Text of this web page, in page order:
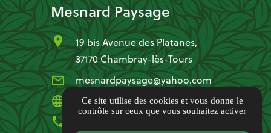
Mesnard Paysage
location_on
19 bis Avenue des Platanes,
37170 Chambray-lès-Tours
mail_outline mesnardpaysage@yahoo.com
language www.mesnardpaysage.com
phone
Ce site utilise des cookies et vous donne le
contrôle sur ceux que vous souhaitez activer